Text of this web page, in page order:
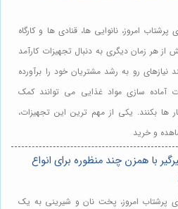
پرشتاب امروز، نانوایی ها، قنادی ها و کارگاه
از هر زمان دیگری به دنبال تجهیزات کارآمد
نیازهای رو به رشد مشتریان خود را برآورده
آماده سازی مواد غذایی می توانند کمک
ها بکنند. یکی از مهم ترین این تجهیزات،
و خرید
خمیرگیر با همزن چند منظوره برای انواع
پرشتاب امروز، پخت نان و شیرینی به یک